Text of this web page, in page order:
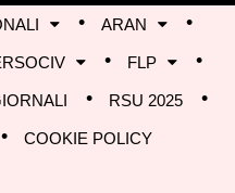
ARAN
FLP
RSU 2025
COOKIE POLICY